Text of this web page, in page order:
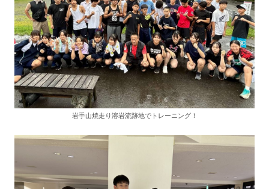
岩手山焼走り溶岩流跡地でトレーニング！